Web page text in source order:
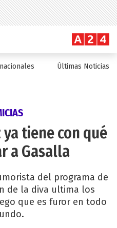
Últimas Noticias
ya tiene con qué
a Gasalla
del programa de
de la diva ultima los
que es furor en todo